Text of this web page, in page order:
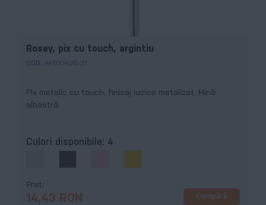
Rosey, pix cu touch, argintiu
COD: AP810435-21
Pix metalic cu touch, finisaj lucios metalizat. Mină
albastră.
Culori disponibile: 4
Preț
14,43 RON Cumpără